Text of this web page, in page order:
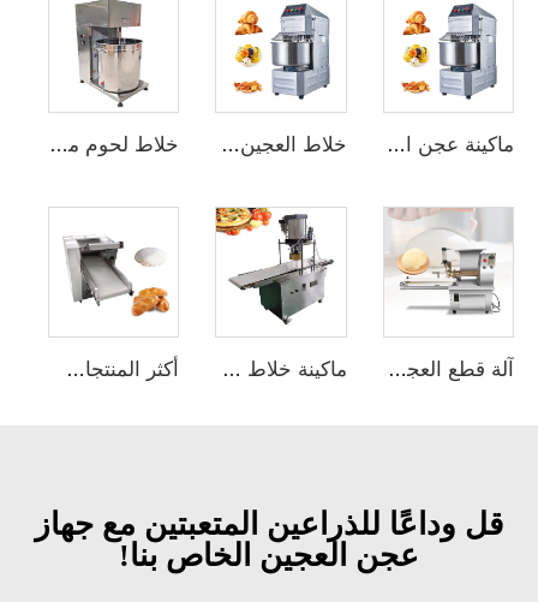
ماكينة عجن المنزلية لخلط الدقيق بشكل حلزوني لصنع الكيك أو ماكينة عجن تجارية خلاط العجين التلقائي في المطبخ بسعة 25 لترًا ماكينة عجن للخبز بسعة 6 كجم للبيع خلاط لحوم من الفولاذ المقاوم للصدأ للاستخدام التجاري، آلة متعددة الوظائف لتحضير الطعام تستخدم في صنع النقانق وكرات اللحم وحشوات فطائر اللحم
آلة قطع العجين الصناعية بوزن 1-250 جرامًا لمخابز تrade Roller Eberhardt الحجمي الطاولة الصناعية لصنع العجين الدائري والبيتزا ماكينة خلاط عجين البيتزا بسعة كبيرة للتجارة صانع أتمتة فرن كون آلي أكثر المنتجات مبيعاً آلة لف العجين الأوتوماتيكية مساعدة المطبخ لعجن السموزي والبيتزا
قل وداعًا للذراعين المتعبتين مع جهاز
عجن العجين الخاص بنا!